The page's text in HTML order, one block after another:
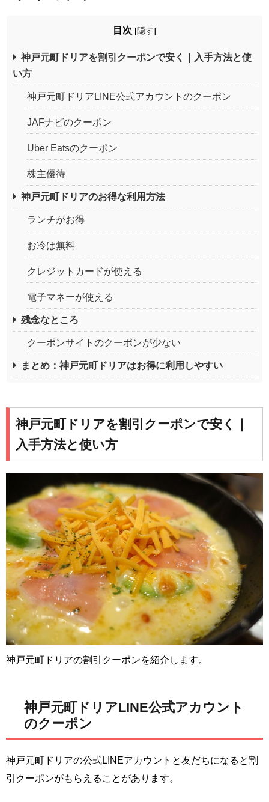
目次 [隠す]
神戸元町ドリアを割引クーポンで安く｜入手方法と使
い方
神戸元町ドリアLINE公式アカウントのクーポン
JAFナビのクーポン
Uber Eatsのクーポン
株主優待
神戸元町ドリアのお得な利用方法
ランチがお得
お冷は無料
クレジットカードが使える
電子マネーが使える
残念なところ
クーポンサイトのクーポンが少ない
まとめ：神戸元町ドリアはお得に利用しやすい
神戸元町ドリアを割引クーポンで安く｜
入手方法と使い方
神戸元町ドリアの割引クーポンを紹介します。
神戸元町ドリアLINE公式アカウント
のクーポン
神戸元町ドリアの公式LINEアカウントと友だちになると割
引クーポンがもらえることがあります。